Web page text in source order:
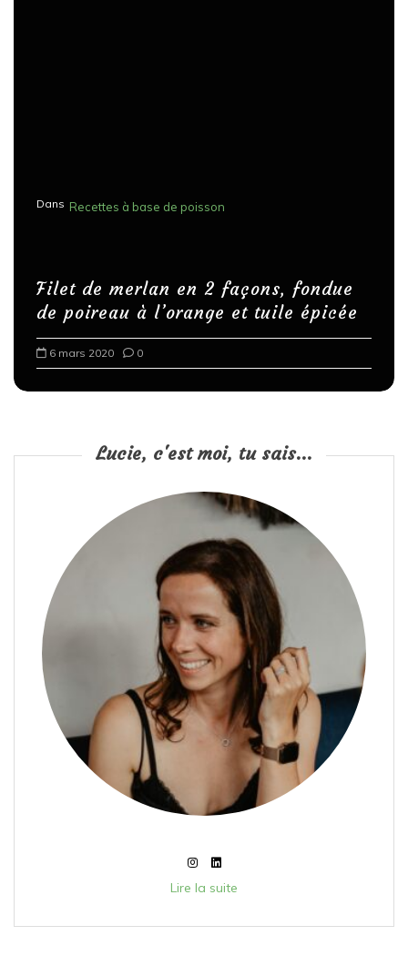
Dans Recettes à base de poisson
Filet de merlan en 2 façons, fondue
de poireau à l’orange et tuile épicée
6 mars 2020 0
Lucie, c'est moi, tu sais...
Lire la suite